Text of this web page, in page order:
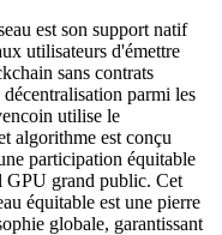
est son support natif
utilisateurs d'émettre
sans contrats
parmi les
utilise le
algorithme est conçu
participation équitable
GPU grand public. Cet
équitable est une pierre
globale, garantissant